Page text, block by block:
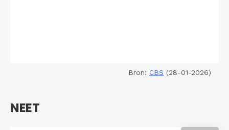
Bron: CBS (28-01-2026)
NEET